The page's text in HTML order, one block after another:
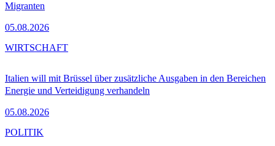
Migranten
05.08.2026
Italien will mit Brüssel über zusätzliche Ausgaben in den Bereichen
Energie und Verteidigung verhandeln
05.08.2026
WIRTSCHAFT
POLITIK